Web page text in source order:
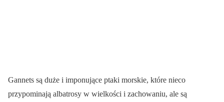
Gannets są duże i imponujące ptaki morskie, które nieco
przypominają albatrosy w wielkości i zachowaniu, ale są